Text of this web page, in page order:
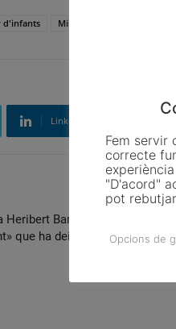
d'infants Miret i Sans
Linkedin
Barrera,
que ha deixat
Fem servir
correcte
"D'acord"
pot
Opcions de